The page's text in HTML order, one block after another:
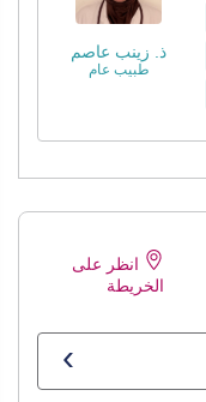
ذ. زينب عاصم
طبيب عام
انظر على
الخريطة